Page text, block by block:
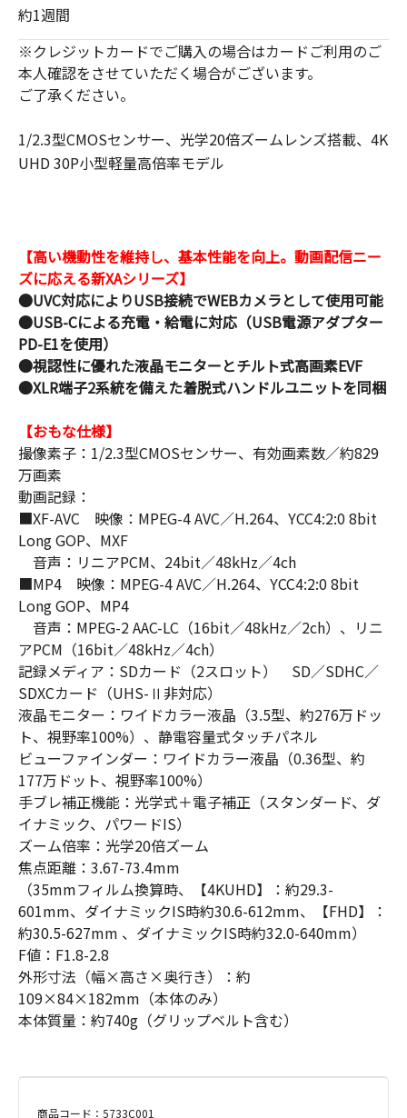
約1週間
※クレジットカードでご購入の場合はカードご利用のご
本人確認をさせていただく場合がございます。
ご了承ください。
1/2.3型CMOSセンサー、光学20倍ズームレンズ搭載、4K
UHD 30P小型軽量高倍率モデル
【高い機動性を維持し、基本性能を向上。動画配信ニー
ズに応える新XAシリーズ】
●UVC対応によりUSB接続でWEBカメラとして使用可能
●USB-Cによる充電・給電に対応（USB電源アダプター
PD-E1を使用）
●視認性に優れた液晶モニターとチルト式高画素EVF
●XLR端子2系統を備えた着脱式ハンドルユニットを同梱
【おもな仕様】
撮像素子：1/2.3型CMOSセンサー、有効画素数／約829
万画素
動画記録：
■XF-AVC 映像：MPEG-4 AVC／H.264、YCC4:2:0 8bit
Long GOP、MXF
音声：リニアPCM、24bit／48kHz／4ch
■MP4 映像：MPEG-4 AVC／H.264、YCC4:2:0 8bit
Long GOP、MP4
音声：MPEG-2 AAC-LC（16bit／48kHz／2ch）、リニ
アPCM（16bit／48kHz／4ch）
記録メディア：SDカード（2スロット） SD／SDHC／
SDXCカード（UHS-Ⅱ非対応）
液晶モニター：ワイドカラー液晶（3.5型、約276万ドッ
ト、視野率100%）、静電容量式タッチパネル
ビューファインダー：ワイドカラー液晶（0.36型、約
177万ドット、視野率100%）
手ブレ補正機能：光学式＋電子補正（スタンダード、ダ
イナミック、パワードIS）
ズーム倍率：光学20倍ズーム
焦点距離：3.67-73.4mm
（35mmフィルム換算時、【4KUHD】：約29.3-
601mm、ダイナミックIS時約30.6-612mm、【FHD】：
約30.5-627mm 、ダイナミックIS時約32.0-640mm）
F値：F1.8-2.8
外形寸法（幅×高さ×奥行き）：約
109×84×182mm（本体のみ）
本体質量：約740g（グリップベルト含む）
商品コード：5733C001